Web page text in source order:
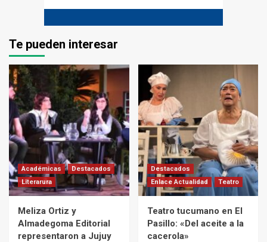
Te pueden interesar
Académicas
Destacados
Literarura
Meliza Ortiz y
Almadegoma Editorial
representaron a Jujuy
Destacados
Enlace Actualidad
Teatro
Teatro tucumano en El
Pasillo: «Del aceite a la
cacerola»